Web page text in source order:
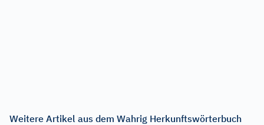
Weitere Artikel aus dem Wahrig Herkunftswörterbuch